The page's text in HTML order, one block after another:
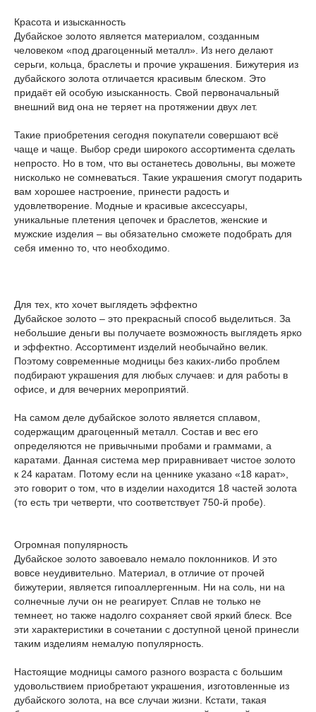
Красота и изысканность
Дубайское золото является материалом, созданным
человеком «под драгоценный металл». Из него делают
серьги, кольца, браслеты и прочие украшения. Бижутерия из
дубайского золота отличается красивым блеском. Это
придаёт ей особую изысканность. Свой первоначальный
внешний вид она не теряет на протяжении двух лет.
Такие приобретения сегодня покупатели совершают всё
чаще и чаще. Выбор среди широкого ассортимента сделать
непросто. Но в том, что вы останетесь довольны, вы можете
нисколько не сомневаться. Такие украшения смогут подарить
вам хорошее настроение, принести радость и
удовлетворение. Модные и красивые аксессуары,
уникальные плетения цепочек и браслетов, женские и
мужские изделия – вы обязательно сможете подобрать для
себя именно то, что необходимо.
Для тех, кто хочет выглядеть эффектно
Дубайское золото – это прекрасный способ выделиться. За
небольшие деньги вы получаете возможность выглядеть ярко
и эффектно. Ассортимент изделий необычайно велик.
Поэтому современные модницы без каких-либо проблем
подбирают украшения для любых случаев: и для работы в
офисе, и для вечерних мероприятий.
На самом деле дубайское золото является сплавом,
содержащим драгоценный металл. Состав и вес его
определяются не привычными пробами и граммами, а
каратами. Данная система мер приравнивает чистое золото
к 24 каратам. Потому если на ценнике указано «18 карат»,
это говорит о том, что в изделии находится 18 частей золота
(то есть три четверти, что соответствует 750-й пробе).
Огромная популярность
Дубайское золото завоевало немало поклонников. И это
вовсе неудивительно. Материал, в отличие от прочей
бижутерии, является гипоаллергенным. Ни на соль, ни на
солнечные лучи он не реагирует. Сплав не только не
темнеет, но также надолго сохраняет свой яркий блеск. Все
эти характеристики в сочетании с доступной ценой принесли
таким изделиям немалую популярность.
Настоящие модницы самого разного возраста с большим
удовольствием приобретают украшения, изготовленные из
дубайского золота, на все случаи жизни. Кстати, такая